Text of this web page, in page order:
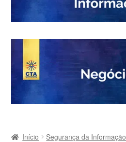
Início Segurança da Informação